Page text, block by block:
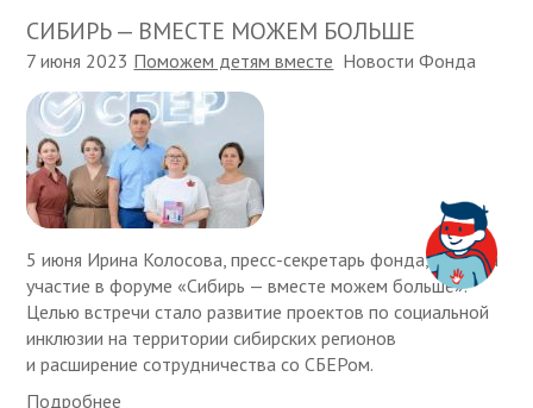
СИБИРЬ — ВМЕСТЕ МОЖЕМ БОЛЬШЕ
7 июня 2023 Поможем детям вместе Новости Фонда
5 июня Ирина Колосова, пресс-секретарь фонда, приняла
участие в форуме «Сибирь — вместе можем больше».
Целью встречи стало развитие проектов по социальной
инклюзии на территории сибирских регионов
и расширение сотрудничества со СБЕРом.
Подробнее